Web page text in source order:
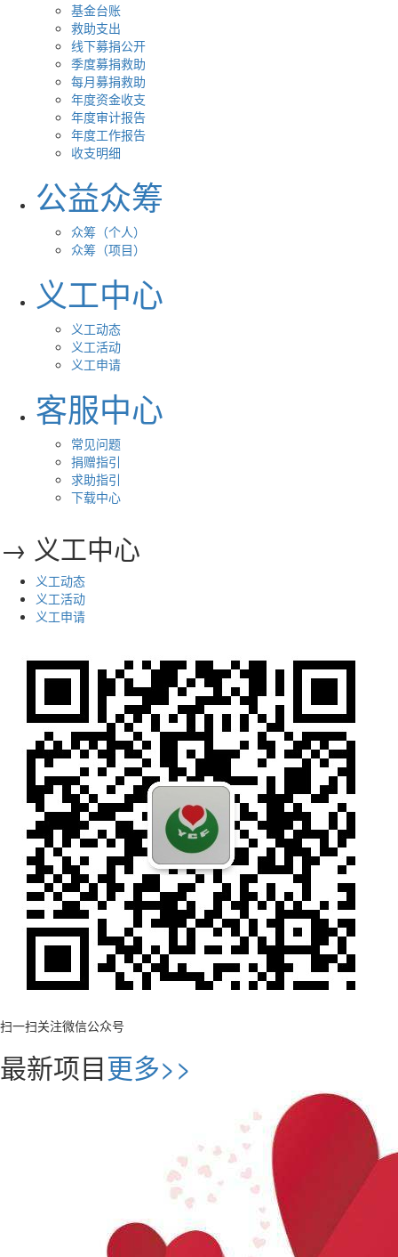
基金台账
救助支出
线下募捐公开
季度募捐救助
每月募捐救助
年度资金收支
年度审计报告
年度工作报告
收支明细
公益众筹
众筹（个人）
众筹（项目）
义工中心
义工动态
义工活动
义工申请
客服中心
常见问题
捐赠指引
求助指引
下载中心
→ 义工中心
义工动态
义工活动
义工申请
扫一扫关注微信公众号
最新项目更多>>